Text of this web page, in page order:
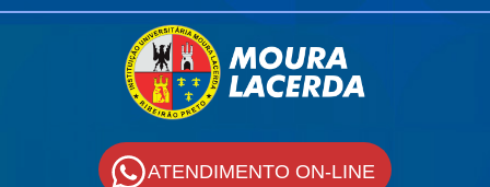
ATENDIMENTO ON-LINE